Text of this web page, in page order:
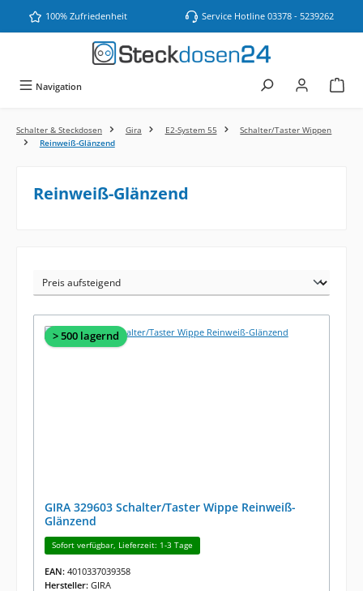
Zum Hauptinhalt springen
100% Zufriedenheit Service Hotline 03378 - 5239262
Navigation
Schalter & Steckdosen Gira E2-System 55
Schalter/Taster Wippen
Reinweiß-Glänzend
Reinweiß-Glänzend
> 500 lagernd
GIRA 329603 Schalter/Taster Wippe Reinweiß-
Glänzend
Sofort verfügbar, Lieferzeit: 1-3 Tage
EAN: 4010337039358
Hersteller: GIRA